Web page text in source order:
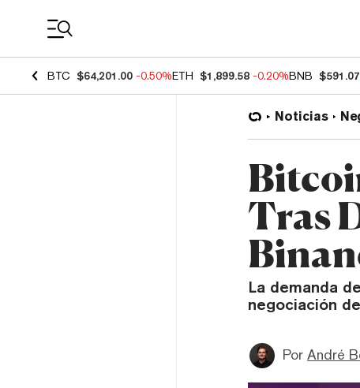
BTC $64,201.00 -0.50%ETH $1,899.58 -0.20%BNB $591.07
Noticias
Tras
La demanda
negociación
Por André